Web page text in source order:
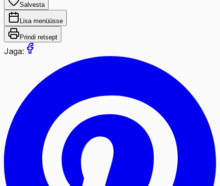
Salvesta
Lisa menüüsse
Prindi retsept
Jaga: